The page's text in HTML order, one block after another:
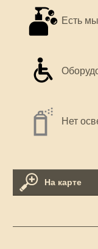
Есть
Нет
На карте